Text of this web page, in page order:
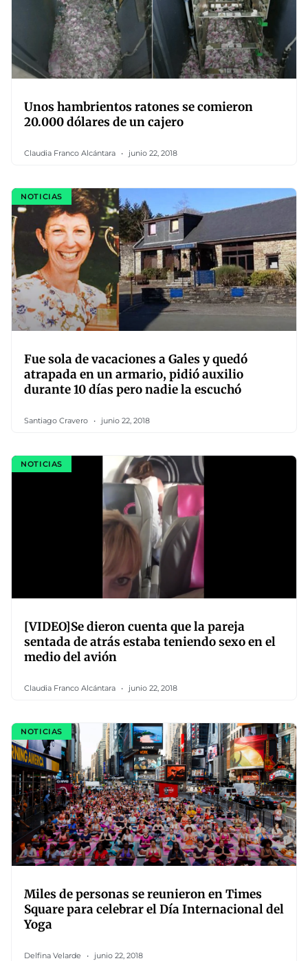
Unos hambrientos ratones se comieron
20.000 dólares de un cajero
Claudia Franco Alcántara junio 22, 2018
NOTICIAS
Fue sola de vacaciones a Gales y quedó
atrapada en un armario, pidió auxilio
durante 10 días pero nadie la escuchó
Santiago Cravero junio 22, 2018
NOTICIAS
[VIDEO]Se dieron cuenta que la pareja
sentada de atrás estaba teniendo sexo en el
medio del avión
Claudia Franco Alcántara junio 22, 2018
NOTICIAS
Miles de personas se reunieron en Times
Square para celebrar el Día Internacional del
Yoga
Delfina Velarde junio 22, 2018